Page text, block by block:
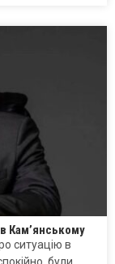
Кам’янському
ситуацію в